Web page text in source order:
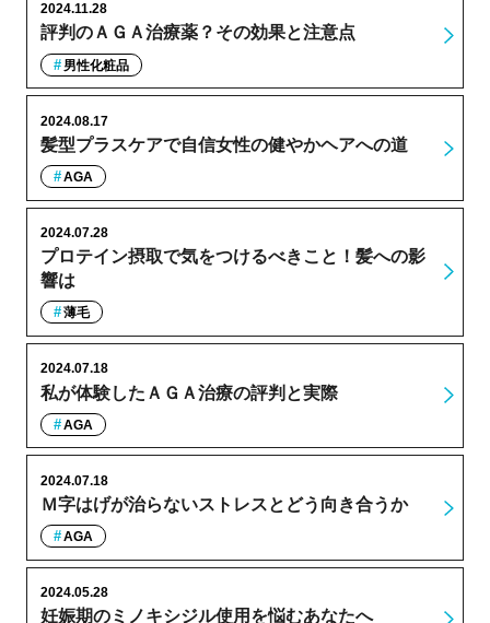
評判のＡＧＡ治療薬？その効果と注意点
2024.11.28
男性化粧品
髪型プラスケアで自信女性の健やかヘアへの道
2024.08.17
AGA
プロテイン摂取で気をつけるべきこと！髪への影
響は
2024.07.28
薄毛
私が体験したＡＧＡ治療の評判と実際
2024.07.18
AGA
Ｍ字はげが治らないストレスとどう向き合うか
2024.07.18
AGA
妊娠期のミノキシジル使用を悩むあなたへ
2024.05.28